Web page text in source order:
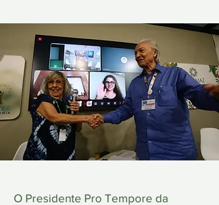
O Presidente Pro Tempore da